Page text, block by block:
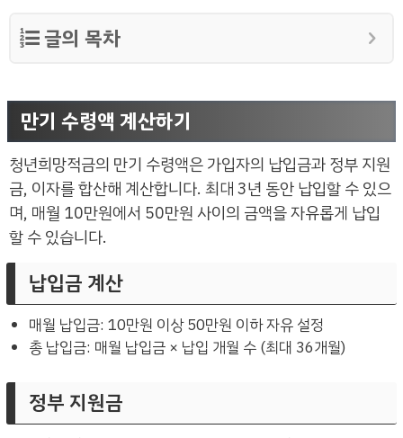
글의 목차
만기 수령액 계산하기
청년희망적금의 만기 수령액은 가입자의 납입금과 정부 지원
금, 이자를 합산해 계산합니다. 최대 3년 동안 납입할 수 있으
며, 매월 10만원에서 50만원 사이의 금액을 자유롭게 납입
할 수 있습니다.
납입금 계산
매월 납입금: 10만원 이상 50만원 이하 자유 설정
총 납입금: 매월 납입금 × 납입 개월 수 (최대 36개월)
정부 지원금